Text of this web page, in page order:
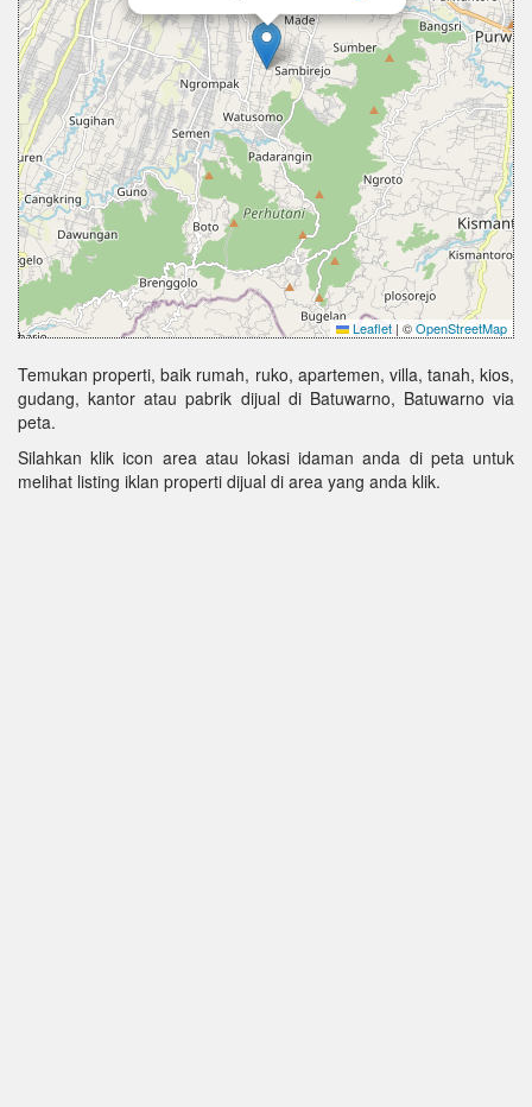
Leaflet | ©OpenStreetMap
Temukan properti, baik rumah, ruko, apartemen, villa, tanah, kios,
gudang, kantor atau pabrik dijual di Batuwarno, Batuwarno via
peta.
Silahkan klik icon area atau lokasi idaman anda di peta untuk
melihat listing iklan properti dijual di area yang anda klik.